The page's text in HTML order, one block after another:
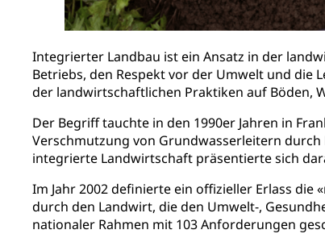
Integrierter Landbau ist ein Ansatz in der
Betriebs, den Respekt vor der Umwelt und
der landwirtschaftlichen Praktiken auf Böden,
Der Begriff tauchte in den 1990er Jahren in
Verschmutzung von Grundwasserleitern
integrierte Landwirtschaft präsentierte sich
Im Jahr 2002 definierte ein offizieller Erlass
durch den Landwirt, die den Umwelt-,
nationaler Rahmen mit 103 Anforderungen